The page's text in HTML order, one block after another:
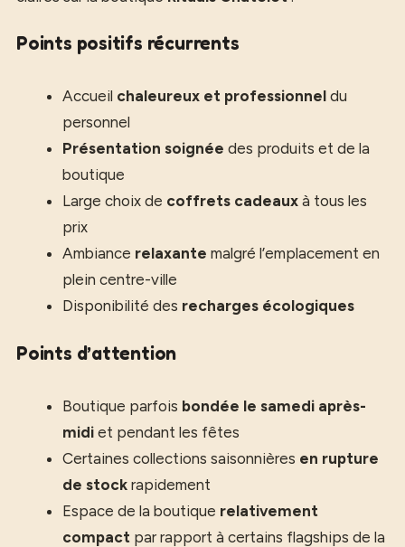
Points positifs récurrents
Accueil chaleureux et professionnel du
personnel
Présentation soignée des produits et de la
boutique
Large choix de coffrets cadeaux à tous les
prix
Ambiance relaxante malgré l’emplacement en
plein centre-ville
Disponibilité des recharges écologiques
Points d’attention
Boutique parfois bondée le samedi après-
midi et pendant les fêtes
Certaines collections saisonnières en rupture
de stock rapidement
Espace de la boutique relativement
compact par rapport à certains flagships de la